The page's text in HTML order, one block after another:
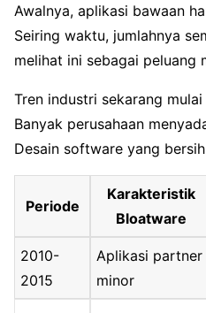
Awalnya, aplikasi bawaan
Seiring waktu, jumlahnya
melihat ini sebagai peluang
Tren industri sekarang
Banyak perusahaan
Desain software yang
Periode
Karakteristik
Bloatware
2010-
2015
Aplikasi partner
minor